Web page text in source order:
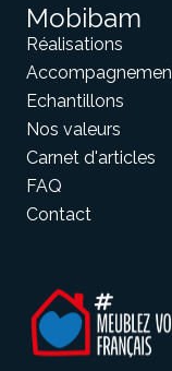
Mobibam
Réalisations
Echantillons
Nos valeurs
Carnet d'articles
FAQ
Contact